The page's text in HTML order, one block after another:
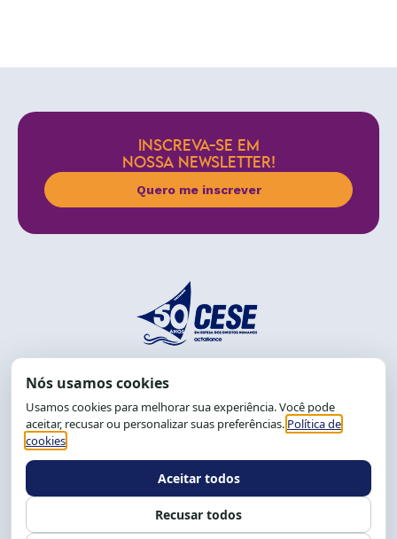
INSCREVA-SE EM
NOSSA NEWSLETTER!
Quero me inscrever
End.: R. da Graça, 150. Graça
CEP: 40.150-055
Salvador-BA, Brasil.
Tel.: (71) 2104-5457, Cel.: (71) 9 9239-2104 ou 2105
Expediente: 8h às 12h e 13 às 17h.
Siga nossas redes Fale conosco